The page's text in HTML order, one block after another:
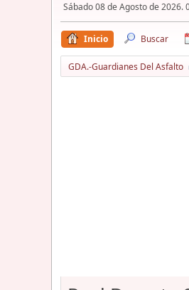
Sábado 08 de Agosto de 2026.
Inicio Buscar
GDA.-Guardianes Del Asfalto